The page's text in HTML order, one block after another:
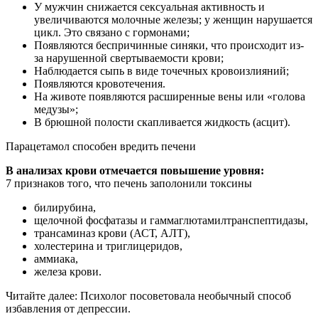
У мужчин снижается сексуальная активность и
увеличиваются молочные железы; у женщин нарушается
цикл. Это связано с гормонами;
Появляются беспричинные синяки, что происходит из-
за нарушенной свертываемости крови;
Наблюдается сыпь в виде точечных кровоизлияний;
Появляются кровотечения.
На животе появляются расширенные вены или «голова
медузы»;
В брюшной полости скапливается жидкость (асцит).
Парацетамол способен вредить печени
В анализах крови отмечается повышение уровня:
7 признаков того, что печень заполонили токсины
билирубина,
щелочной фосфатазы и гаммаглютамилтранспептидазы,
трансаминаз крови (АСТ, АЛТ),
холестерина и триглицеридов,
аммиака,
железа крови.
Читайте далее: Психолог посоветовала необычный способ
избавления от депрессии.